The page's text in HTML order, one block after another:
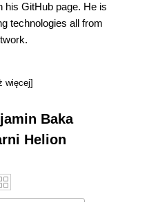
his GitHub page. He is
technologies all from
więcej]
Baka
Helion